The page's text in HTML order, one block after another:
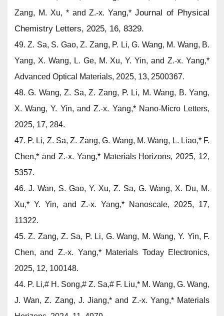
Zang, M. Xu, * andZ.-x. Yang,* Journal of Physical
Chemistry Letters, 2025, 16, 8329.
49. Z. Sa, S. Gao, Z. Zang, P. Li, G. Wang, M. Wang, B.
Yang, X. Wang, L. Ge, M. Xu, Y. Yin, andZ.-x. Yang,*
Advanced Optical Materials, 2025, 13, 2500367.
48.G. Wang, Z. Sa, Z. Zang, P. Li, M. Wang, B. Yang,
X. Wang, Y. Yin, andZ.-x. Yang,*Nano-Micro Letters,
2025, 17, 284.
47. P. Li, Z. Sa, Z. Zang, G. Wang, M. Wang, L. Liao,* F.
Chen,* and Z.-x. Yang,* Materials Horizons, 2025, 12,
5357.
46. J. Wan, S. Gao, Y. Xu, Z. Sa, G. Wang, X. Du, M.
Xu,* Y. Yin, and
Z.-x. Yang,* Nanoscale, 2025, 17,
11322.
45. Z. Zang, Z. Sa, P. Li, G. Wang, M. Wang, Y. Yin, F.
Chen, and Z.-x. Yang,*Materials Today Electronics,
2025, 12, 100148.
44. P. Li,#H. Song,#Z. Sa,# F. Liu,* M. Wang, G. Wang,
J. Wan, Z. Zang, J. Jiang,* and Z.-x. Yang,* Materials